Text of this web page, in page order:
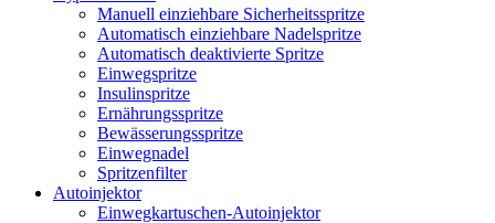
Manuell einziehbare Sicherheitsspritze
Automatisch einziehbare Nadelspritze
Automatisch deaktivierte Spritze
Einwegspritze
Insulinspritze
Ernährungsspritze
Bewässerungsspritze
Einwegnadel
Spritzenfilter
Autoinjektor
Einwegkartuschen-Autoinjektor